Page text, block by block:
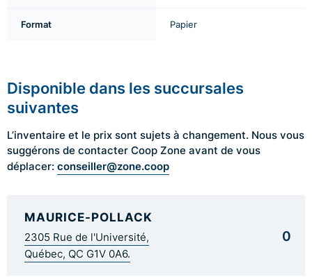
Format Papier
Disponible dans les succursales
suivantes
L’inventaire et le prix sont sujets à changement. Nous vous
suggérons de contacter Coop Zone avant de vous
déplacer: conseiller@zone.coop
MAURICE-POLLACK
2305 Rue de l'Université,
Québec, QC G1V 0A6.
0